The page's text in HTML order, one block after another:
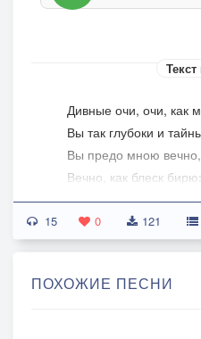
Дивные очи, очи, как
Вы так глубоки и
Вы предо мною
Вечно, как блеск
Взглядом безбрежным
Дайте сомненье,
Сердце томленья,
15 0 121
ПОХОЖИЕ ПЕСНИ